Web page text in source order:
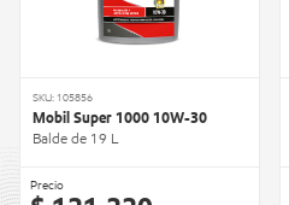
SKU: 105856
Mobil Super 1000 10W-30
Balde de 19 L
Precio